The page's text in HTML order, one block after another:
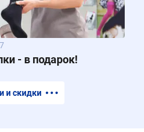
- в подарок!
и скидки